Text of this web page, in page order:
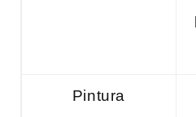
Pintura